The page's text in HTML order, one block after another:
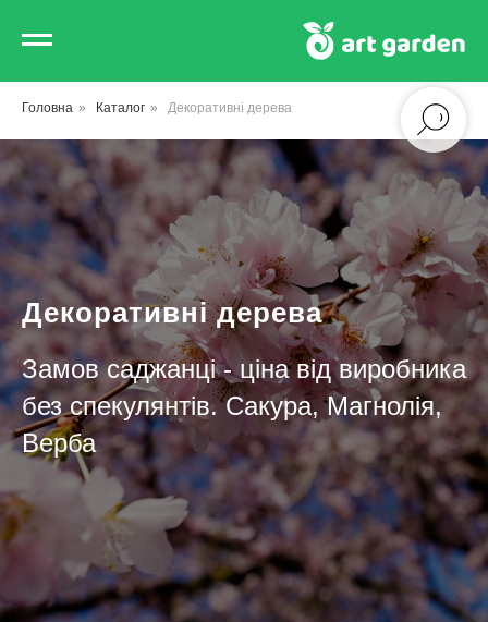
Головна » Каталог » Декоративні дерева
Декоративні дерева
Замов саджанці - ціна від виробника
без спекулянтів. Сакура, Магнолія,
Верба